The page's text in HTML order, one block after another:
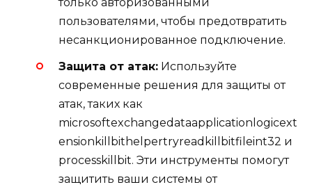
пользователями, чтобы предотвратить
несанкционированное подключение.
Защита от атак: Используйте
современные решения для защиты от
атак, таких как
microsoftexchangedataapplicationlogicext
ensionkillbithelpertryreadkillbitfileint32 и
processkillbit. Эти инструменты помогут
защитить ваши системы от